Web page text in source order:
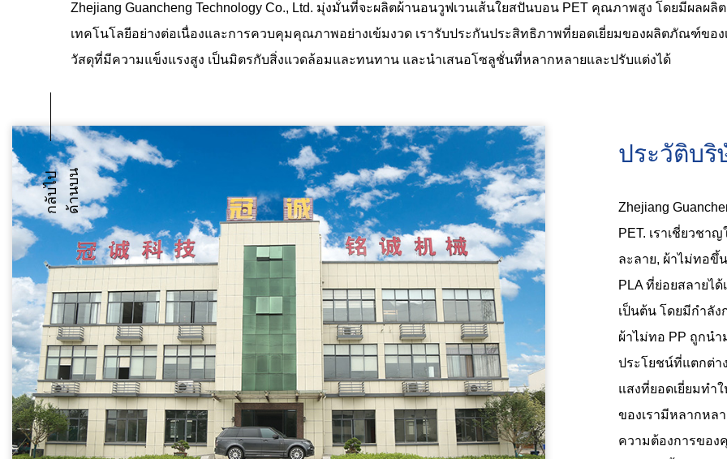
Zhejiang Guancheng Technology Co., Ltd. มุ่งมั่นที่จะผลิตผ้านอนวูฟเวนเส้นใยสปันบอน PET คุณภาพสูง โดยมีผลผ
เทคโนโลยีอย่างต่อเนื่องและการควบคุมคุณภาพอย่างเข้มงวด เรารับประกันประสิทธิภาพที่ยอดเยี่ยมของผลิตภัณฑ์ขอ
วัสดุที่มีความแข็งแรงสูง เป็นมิตรกับสิ่งแวดล้อมและทนทาน และนำเสนอโซลูชั่นที่หลากหลายและปรับแต่งได้
ประวัติบริ
Zhejiang
PET. เราเชี่ยวชา
ละลาย, ผ้าไม่ทอขึ้
PLA ที่ย่อยสลายได้
เป็นต้น โดยมีกำลัง
ผ้าไม่ทอ PP ถูกน
ประโยชน์ที่แตกต่า
แสงที่ยอดเยี่ยมทำ
ของเรามีหลากห
ความต้องการขอ
ก
ลั
บ
ไ
ป
ด้
า
น
บน